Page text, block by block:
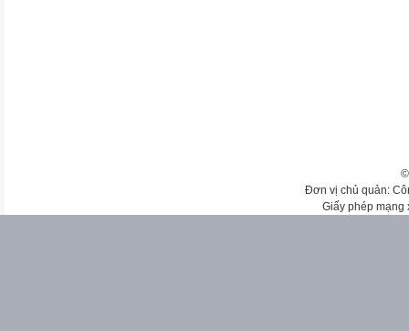
Đơn vị chủ quản:
Giấy phép mạng